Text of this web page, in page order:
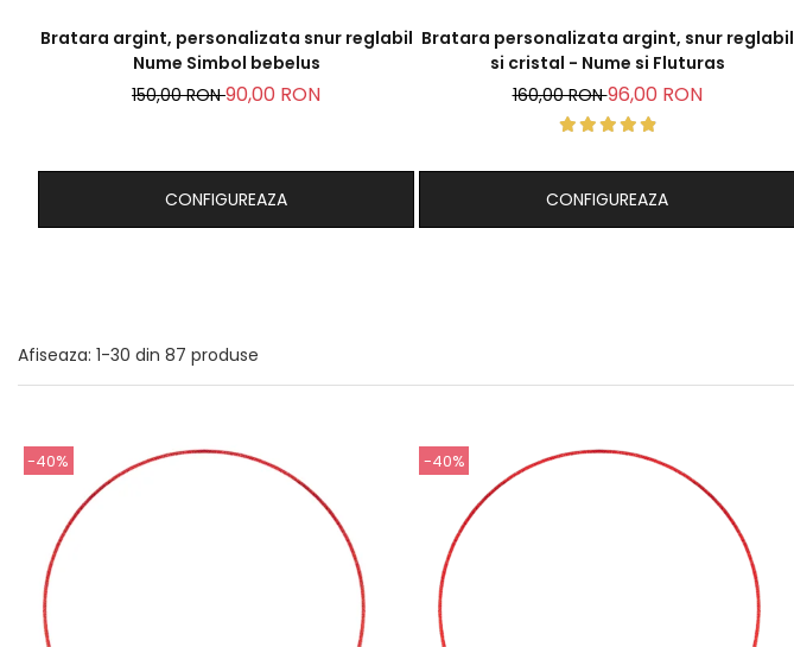
Bratara argint, personalizata snur reglabil
Nume Simbol bebelus
150,00 RON90,00 RON
CONFIGUREAZA
Bratara personalizata argint, snur reglabil
si cristal - Nume si Fluturas
160,00 RON96,00 RON
CONFIGUREAZA
Afiseaza: 1-30 din 87 produse
-40% -40%